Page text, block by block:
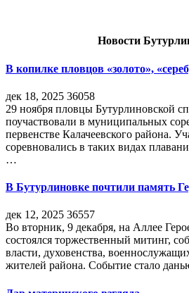
Новости
В копилке пловцов «золото»,
дек 18, 2025 36058
29 ноября пловцы Бутурлиновской
поучаствовали в муниципальных
первенстве Калачеевского района.
соревновались в таких видах
…
В Бутурлиновке почтили память
дек 12, 2025 36557
Во вторник, 9 декабря, на Аллее
состоялся торжественный митинг,
власти, духовенства,
жителей района. Событие стало